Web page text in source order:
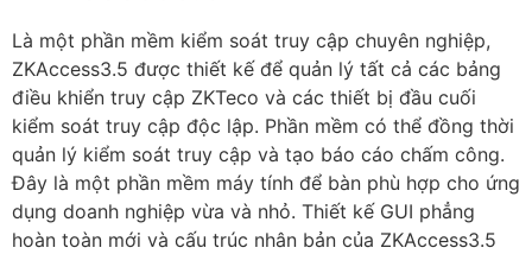
Là một phần mềm kiểm soát truy cập chuyên nghiệp,
ZKAccess3.5 được thiết kế để quản lý tất cả các bảng
điều khiển truy cập ZKTeco và các thiết bị đầu cuối
kiểm soát truy cập độc lập. Phần mềm có thể đồng thời
quản lý kiểm soát truy cập và tạo báo cáo chấm công.
Đây là một phần mềm máy tính để bàn phù hợp cho ứng
dụng doanh nghiệp vừa và nhỏ. Thiết kế GUI phẳng
hoàn toàn mới và cấu trúc nhân bản của ZKAccess3.5